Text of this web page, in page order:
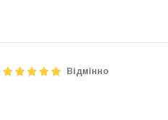
Відмінно